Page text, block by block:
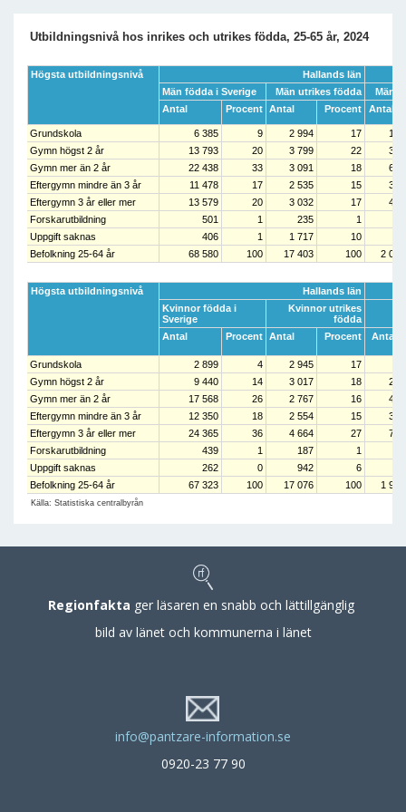
Utbildningsnivå hos inrikes och utrikes födda, 25-65 år, 2024
Högsta utbildningsnivå
Hallands län
Män födda i Sverige
Män utrikes födda
Män
Antal
Procent Antal Procent Antal
Grundskola 6 385 9 2 994 17
Gymn högst 2 år
13 793 20 3 799 22
Gymn mer än 2 år
22 438 33 3 091 18
Eftergymn mindre än 3 år
11 478 17 2 535 15
Eftergymn 3 år eller mer
13 579 20 3 032 17
Forskarutbildning
501 1 235 1
Uppgift saknas
406 1 1 717 10
Befolkning 25-64 år
68 580 100 17 403 100 2
Högsta utbildningsnivå
Hallands län
Kvinnor födda i
Sverige
Kvinnor utrikes
födda
Antal Procent Antal Procent Antal
Grundskola 2 899 4 2 945 17
Gymn högst 2 år
9 440 14 3 017 18
Gymn mer än 2 år
17 568 26 2 767 16
Eftergymn mindre än 3 år
12 350 18 2 554 15
Eftergymn 3 år eller mer
24 365 36 4 664 27
Forskarutbildning
439 1 187 1
Uppgift saknas
262 0 942 6
Befolkning 25-64 år
67 323 100 17 076 100 1
Källa: Statistiska centralbyrån
Regionfakta ger läsaren en snabb och lättillgänglig
bild av länet och kommunerna i länet
info@pantzare-information.se
0920-23 77 90